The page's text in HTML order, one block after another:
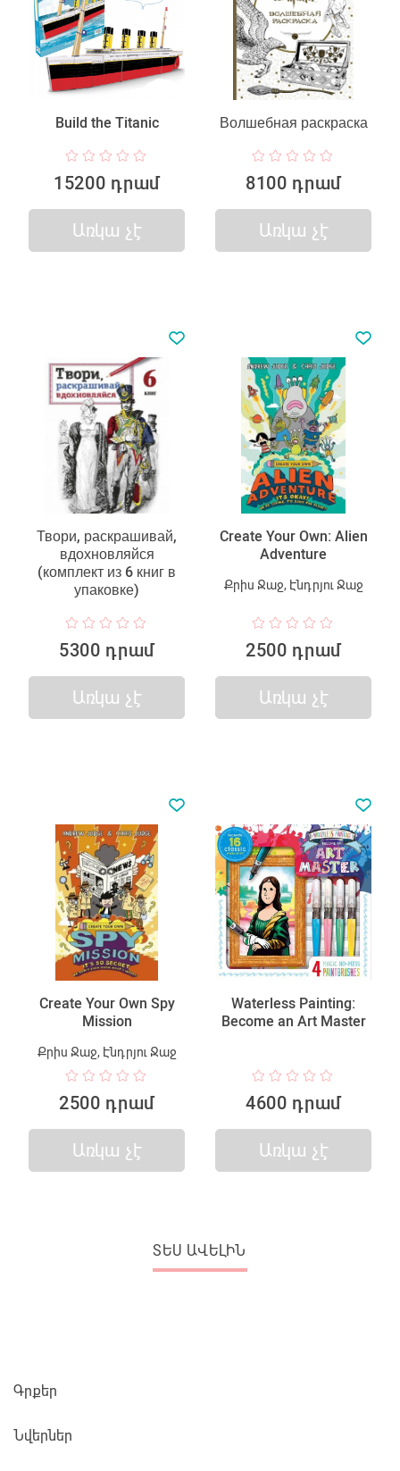
Build the Titanic
15200 դրամ
Առկա չէ
Волшебная раскраска
8100 դրամ
Առկա չէ
Твори, раскрашивай,
вдохновляйся
(комплект из 6 книг в
упаковке)
5300 դրամ
Առկա չէ
Create Your Own: Alien
Adventure
Քրիս Ջաջ, Էնդրյու Ջաջ
2500 դրամ
Առկա չէ
Create Your Own Spy
Mission
Քրիս Ջաջ, Էնդրյու Ջաջ
2500 դրամ
Առկա չէ
Waterless Painting:
Become an Art Master
4600 դրամ
Առկա չէ
ՏԵՍ ԱՎԵԼԻՆ
Գրքեր
Նվերներ